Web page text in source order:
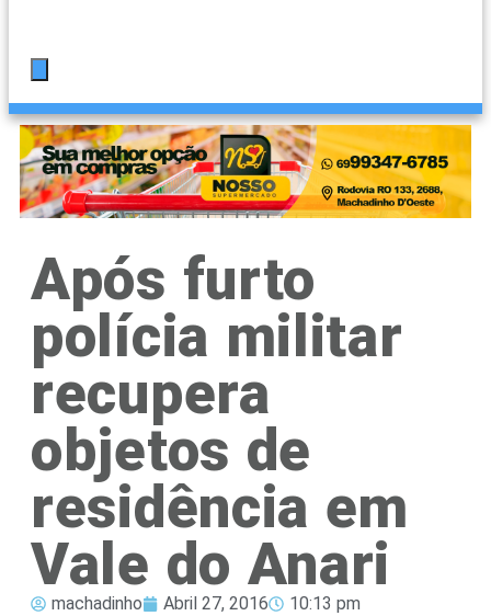
Após furto
polícia militar
recupera
objetos de
residência em
Vale do Anari
machadinho Abril 27, 2016 10:13 pm